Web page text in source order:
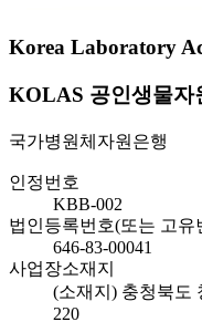
Korea Laboratory
KOLAS 공인생물자
국가병원체자원은행
인정번호
KBB-002
법인등록번호(또는 고유
646-83-00041
사업장소재지
(소재지) 충청북도
220